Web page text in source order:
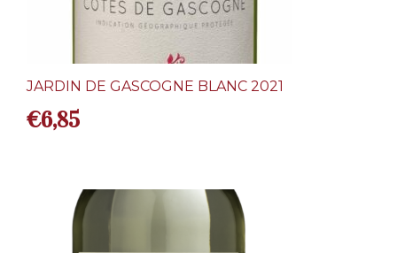
JARDIN DE GASCOGNE BLANC 2021
€6,85